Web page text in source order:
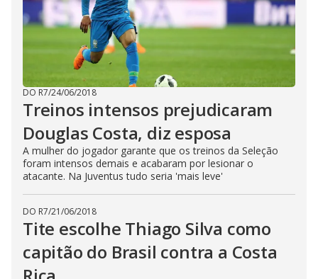
DO R7/24/06/2018
Treinos intensos prejudicaram
Douglas Costa, diz esposa
A mulher do jogador garante que os treinos da Seleção
foram intensos demais e acabaram por lesionar o
atacante. Na Juventus tudo seria 'mais leve'
DO R7/21/06/2018
Tite escolhe Thiago Silva como
capitão do Brasil contra a Costa